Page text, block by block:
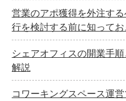
営業のアポ獲得を外注す
行を検討する前に知って
シェアオフィスの開業手
解説
コワーキングスペース運